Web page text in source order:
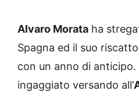
Alvaro Morata ha
Spagna ed il suo
con un anno di
ingaggiato versando all’